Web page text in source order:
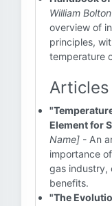
William Bolton
overview of
principles,
temperature
Articles
Element for
Name] - An
importance
gas industry,
benefits.
"The